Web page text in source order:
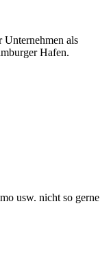
als
Hafen.
usw. nicht so gerne